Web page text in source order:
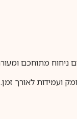
ועמידות לאורך זמן.